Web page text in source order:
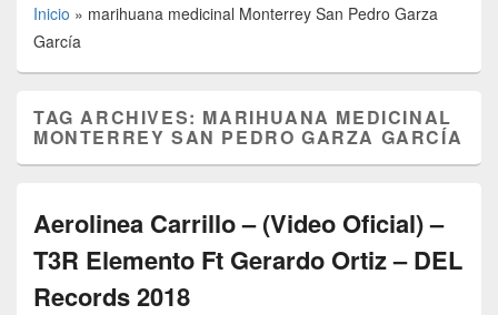
Inicio » marihuana medicinal Monterrey San Pedro Garza
García
TAG ARCHIVES: MARIHUANA MEDICINAL
MONTERREY SAN PEDRO GARZA GARCÍA
Aerolinea Carrillo – (Video Oficial) –
T3R Elemento Ft Gerardo Ortiz – DEL
Records 2018